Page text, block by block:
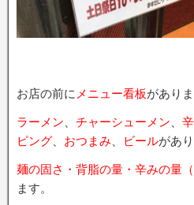
お店の前に メニュー看板がありま
ラーメン チャーシューメン
ピング
おつまみ ビールがあり
麺の固さ・背脂の量・辛みの量（
ます。